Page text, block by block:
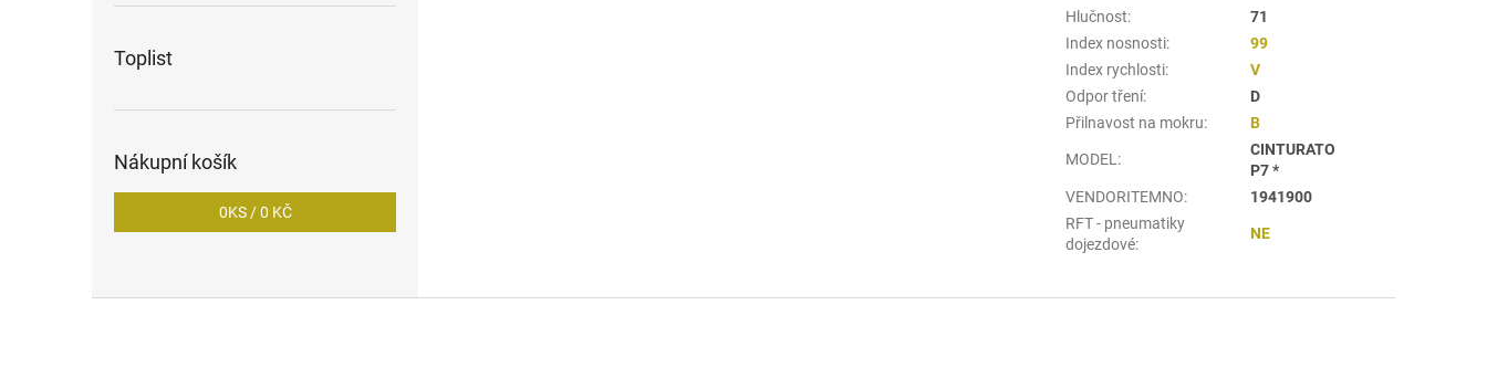
Toplist
Nákupní košík
0KS /0 KČ
Hlučnost:
71
Index nosnosti:
99
Index rychlosti:
V
Odpor tření:
D
Přilnavost na mokru: B
MODEL :
CINTURATO
P7 *
VENDORITEMNO:
1941900
RFT - pneumatiky
dojezdové:
NE